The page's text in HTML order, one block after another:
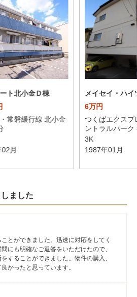
ト北小金Ｄ棟
常磐緩行線 北小金
月
メイセイ・ハイ
6万円
つくばエクスプ
ントラルパーク
3K
1987年01月
ました
とができました。迅速に対応をしてく
にも明確なご返答をいただけたので、
することができました。物件の購入、
かったと思っています。